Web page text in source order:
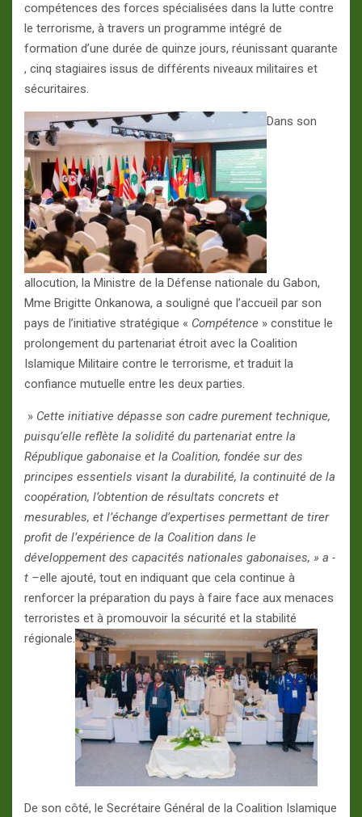
compétences des forces spécialisées dans la lutte contre
le terrorisme, à travers un programme intégré de
formation d’une durée de quinze jours, réunissant quarante
, cinq stagiaires issus de différents niveaux militaires et
sécuritaires.
Dans son
allocution, la Ministre de la Défense nationale du Gabon,
Mme Brigitte Onkanowa, a souligné que l’accueil par son
pays de l’initiative stratégique « Compétence » constitue le
prolongement du partenariat étroit avec la Coalition
Islamique Militaire contre le terrorisme, et traduit la
confiance mutuelle entre les deux parties.
» Cette initiative dépasse son cadre purement technique,
puisqu’elle reflète la solidité du partenariat entre la
République gabonaise et la Coalition, fondée sur des
principes essentiels visant la durabilité, la continuité de la
coopération, l’obtention de résultats concrets et
mesurables, et l’échange d’expertises permettant de tirer
profit de l’expérience de la Coalition dans le
développement des capacités nationales gabonaises, » a -
t –elle ajouté, tout en indiquant que cela continue à
renforcer la préparation du pays à faire face aux menaces
terroristes et à promouvoir la sécurité et la stabilité
régionale.
De son côté, le Secrétaire Général de la Coalition Islamique